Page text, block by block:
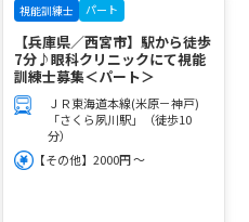
視能訓練士 パート
【兵庫県／西宮市】駅から徒歩
7分♪眼科クリニックにて視能
訓練士募集＜パート＞
ＪＲ東海道本線(米原－神戸)
「さくら夙川駅」（徒歩10
分）
【その他】2000円 ～